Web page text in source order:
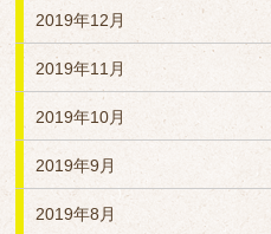
2019年12月
2019年11月
2019年10月
2019年9月
2019年8月